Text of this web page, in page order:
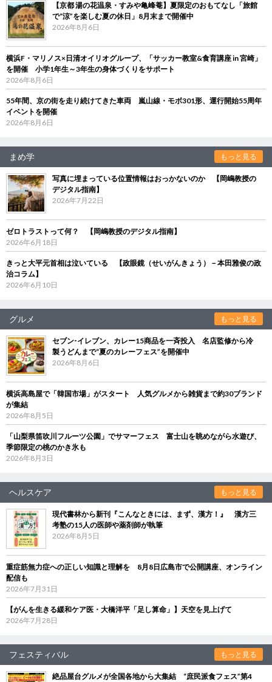
【京都 湯の花温泉・すみや亀峰菴】夏限定のおもてなし「旅館
で“涼”を楽しむ夏の休日」8月末まで開催中
2026年8月6日
横浜F・マリノス×日清オイリオグループ、「サッカー教室&食育講座 in 宮崎」
を開催 小学1年生～3年生の身体づくりをサポート
2026年8月6日
55年間、京の街を走り続けてきた車両 嵐山線・モボ301形、運行開始55周年
イベントを開催
2026年8月6日
まめ学 もっと見る
写真に埋まっている位置情報はおっかないのか 【岡嶋教授の
デジタル指南】
2026年7月22日
ゼロトラストって何？ 【岡嶋教授のデジタル指南】
2026年6月18日
きっと大平元首相は泣いている 【政眼鏡（せいがんきょう）－本田雅俊の政
治コラム】
2026年6月10日
グルメ もっと見る
セブン‐イレブン、カレー15商品を一斉投入 名店監修から冷
製うどんまで“夏のカレーフェス”を開催中
2026年8月6日
横浜高島屋で「韓国市場」がスタート 人気グルメから雑貨まで約30ブランド
が集結
2026年8月5日
「山梨県笛吹川フルーツ公園」でサマーフェス 富士山を眺めながら水遊び、
季節限定の桃のかき氷も
2026年8月3日
ヘルスケア もっと見る
現代書林から新刊『こんなときには、まず、漢方！』 漢方三
考塾の15人の医師や薬剤師が執筆
2026年8月5日
重症筋無力症への正しい知識と理解を 8月8日広島市で公開講座、オンライン
配信も
2026年7月31日
【がんを生きる緩和ケア医・大橋洋平「足し算命」】天空を見上げて
2026年7月28日
フェスティバル もっと見る
絶品屋台グルメが全国各地から大集結 “庶民派食フェス”第4